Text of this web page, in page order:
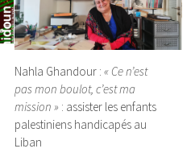
Nahla Ghandour : « Ce n’est
pas mon boulot, c’est ma
mission » : assister les enfants
palestiniens handicapés au
Liban